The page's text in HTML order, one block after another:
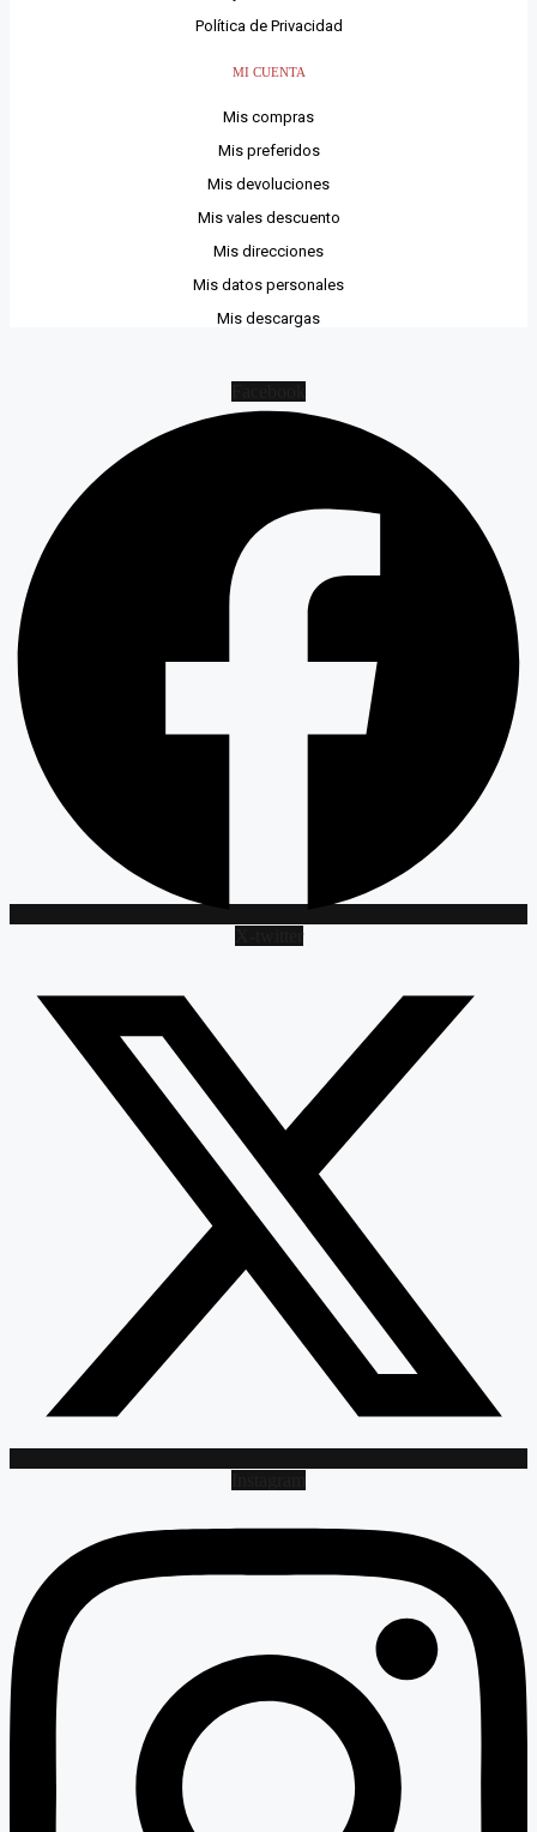
Política de Privacidad
MI CUENTA
Mis compras
Mis preferidos
Mis devoluciones
Mis vales descuento
Mis direcciones
Mis datos personales
Mis descargas